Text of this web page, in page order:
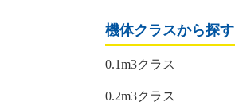
機体クラスから探す
0.1m3クラス
0.2m3クラス